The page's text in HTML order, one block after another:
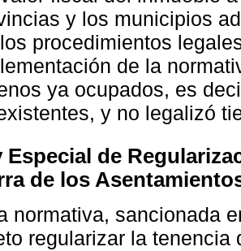
y los municipios
procedimientos
de la
ya ocupados, es
y no legalizó
Especial de
de los
normativa, sancionada
regularizar la